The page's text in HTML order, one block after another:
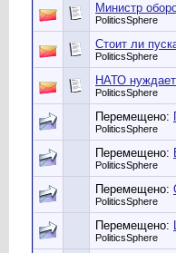
Министр
PoliticsSphere
Стоит ли
PoliticsSphere
НАТО
PoliticsSphere
Перемещено:
PoliticsSphere
Перемещено:
PoliticsSphere
Перемещено:
PoliticsSphere
Перемещено:
PoliticsSphere